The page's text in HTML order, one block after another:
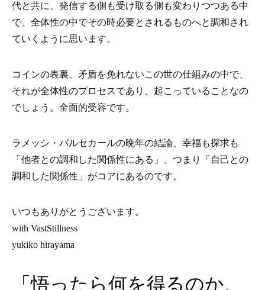
代と共に、発信する側も受け取る側も変わりつつある中
で、全体性の中でその時必要とされるものへと調和され
ていくように思います。
コインの表裏、矛盾を免れないこの世の仕組みの中で、
それが全体性のプロセスであり、起こっていることなの
でしょう。全面的受容です。
ラメッシ・バルセカールの晩年の結論、幸福も探求も
「他者との調和した関係性にある」、つまり「自己との
調和した関係性」がコアにあるのです。
いつもありがとうございます。
with VastStillness
yukiko hirayama
「悟ったら何を得るのか、